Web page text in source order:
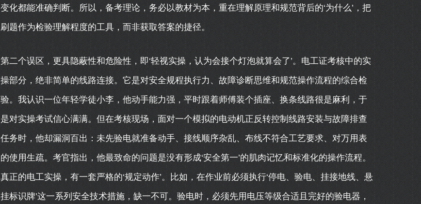
变化都能准确判断。所以，备考理论，务必以教材为本，重在理解原理和规范背后的‘为什么’，把
刷题作为检验理解程度的工具，而非获取答案的捷径。
第二个误区，更具隐蔽性和危险性，即‘轻视实操，认为会接个灯泡就算会了’。电工证考核中的实
操部分，绝非简单的线路连接。它是对安全规程执行力、故障诊断思维和规范操作流程的综合检
验。我认识一位年轻学徒小李，他动手能力强，平时跟着师傅装个插座、换条线路很是麻利，于
是对实操考试信心满满。但在考核现场，面对一个模拟的电动机正反转控制线路安装与故障排查
任务时，他却漏洞百出：未先验电就准备动手、接线顺序杂乱、布线不符合工艺要求、对万用表
的使用生疏。考官指出，他最致命的问题是没有形成‘安全第一’的肌肉记忆和标准化的操作流程。
真正的电工实操，有一套严格的‘规定动作’。比如，在作业前必须执行‘停电、验电、挂接地线、悬
挂标识牌’这一系列安全技术措施，缺一不可。验电时，必须先用电压等级合适且完好的验电器，